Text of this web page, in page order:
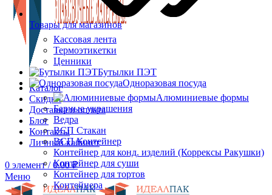
Каталог
Скидки
Доставка и оплата
Блог
Контакты
Личный кабинет
0 элемент / 0.00₽
Меню
Товары для магазинов
Кассовая лента
Термоэтикетки
Ценники
Бутылки ПЭТ
Одноразовая посуда
Алюминиевые формы
Барные украшения
Ведра
ВСП Стакан
ВСП Контейнер
Контейнер для конд. изделий (Коррексы Ракушки)
Контейнер для суши
Контейнер для тортов
Контейнера